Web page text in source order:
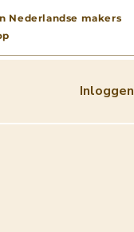
Nederlandse makers
Inloggen